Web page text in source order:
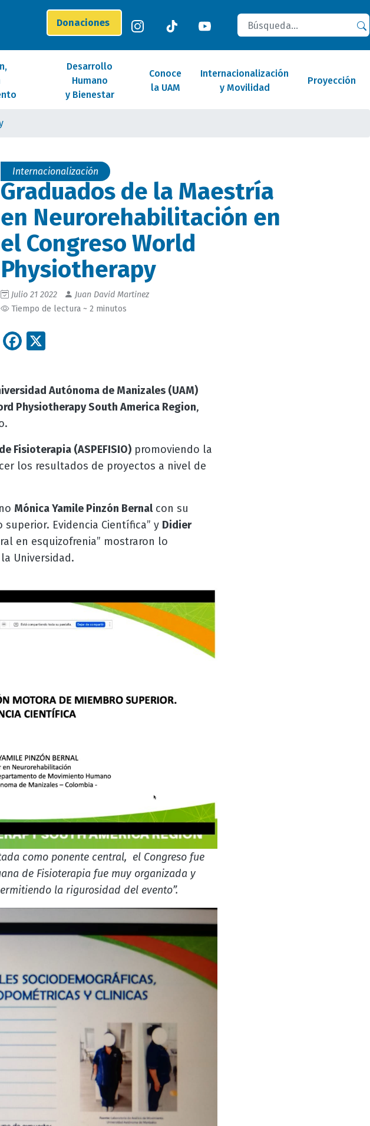
Donaciones
Buscar
Desarrollo
Humano
y Bienestar
Conoce
la UAM
Internacionalización
y Movilidad
Proyección
Internacionalización
Graduados de la Maestría
en Neurorehabilitación en
el Congreso World
Physiotherapy
Julio 21 2022
Juan David Martinez
Tiempo de lectura ~ 2 minutos
Facebook
Autónoma de Manizales (UAM)
Physiotherapy South America Region,
Fisioterapia (ASPEFISIO)promoviendo la
los resultados de proyectos a nivel de
Mónica Yamile Pinzón Bernalcon su
Evidencia Científica” y Didier
en esquizofrenia” mostraron lo
Universidad.
como ponente central, el Congreso fue
de Fisioterapia fue muy organizada y
la rigurosidad del evento”.